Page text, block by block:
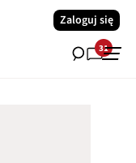
Zaloguj się
31